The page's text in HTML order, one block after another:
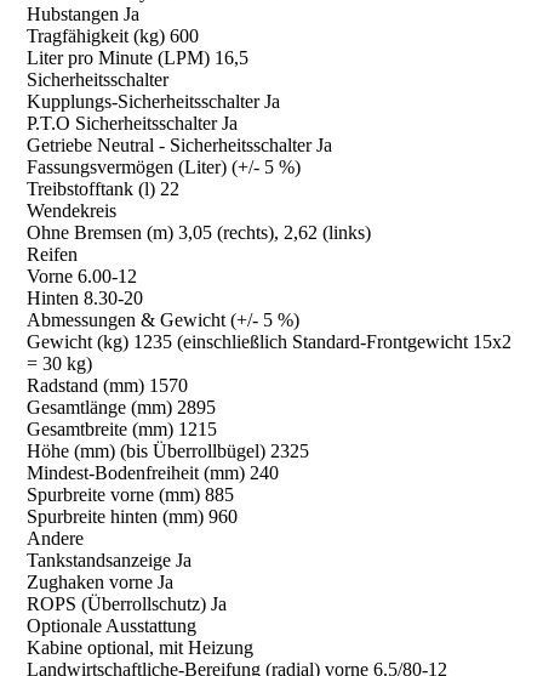
Hubstangen Ja
Tragfähigkeit (kg) 600
Liter pro Minute (LPM) 16,5
Sicherheitsschalter
Kupplungs-Sicherheitsschalter Ja
P.T.O Sicherheitsschalter Ja
Getriebe Neutral - Sicherheitsschalter Ja
Fassungsvermögen (Liter) (+/- 5 %)
Treibstofftank (l) 22
Wendekreis
Ohne Bremsen (m) 3,05 (rechts), 2,62 (links)
Reifen
Vorne 6.00-12
Hinten 8.30-20
Abmessungen & Gewicht (+/- 5 %)
Gewicht (kg) 1235 (einschließlich Standard-Frontgewicht 15x2
= 30 kg)
Radstand (mm) 1570
Gesamtlänge (mm) 2895
Gesamtbreite (mm) 1215
Höhe (mm) (bis Überrollbügel) 2325
Mindest-Bodenfreiheit (mm) 240
Spurbreite vorne (mm) 885
Spurbreite hinten (mm) 960
Andere
Tankstandsanzeige Ja
Zughaken vorne Ja
ROPS (Überrollschutz) Ja
Optionale Ausstattung
Kabine optional, mit Heizung
Landwirtschaftliche-Bereifung (radial) vorne 6.5/80-12